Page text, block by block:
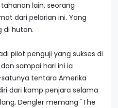
lain, seorang
dari pelarian ini. Yang
di hutan.
pilot penguji yang sukses di
sampai hari ini ia
tentara Amerika
dari kamp penjara selama
Dengler memang "The